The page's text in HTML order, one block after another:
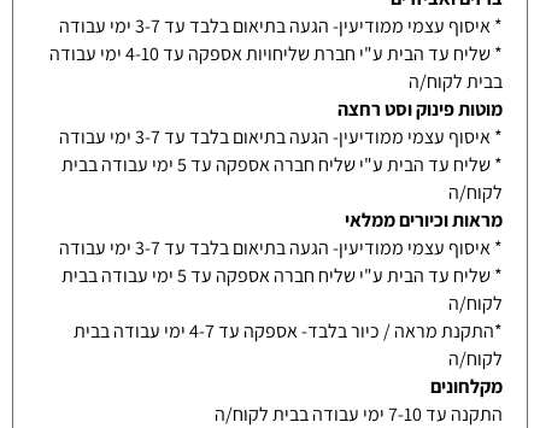
* איסוף עצמי ממודיעין- הגעה בתיאום בלבד עד 3-7 ימי עבודה
* שליח עד הבית ע"י חברת שליחויות אספקה עד 4-10 ימי עבודה
בבית לקוח/ה
מוטות פינוק וסט רחצה
* איסוף עצמי ממודיעין- הגעה בתיאום בלבד עד 3-7 ימי עבודה
* שליח עד הבית ע"י שליח חברה אספקה עד 5 ימי עבודה בבית
לקוח/ה
מראות וכיורים ממלאי
* איסוף עצמי ממודיעין- הגעה בתיאום בלבד עד 3-7 ימי עבודה
* שליח עד הבית ע"י שליח חברה אספקה עד 5 ימי עבודה בבית
לקוח/ה
*התקנת מראה / כיור בלבד- אספקה עד 4-7 ימי עבודה בבית
לקוח/ה
מקלחונים
התקנה עד 7-10 ימי עבודה בבית לקוח/ה